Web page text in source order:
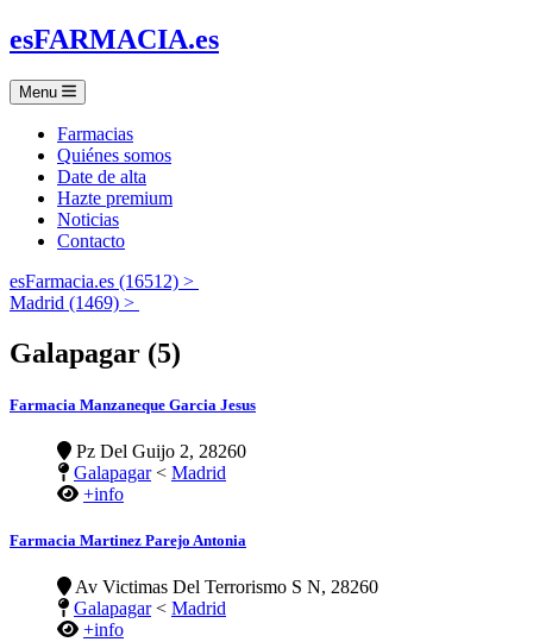
esFARMACIA.es
Menu
Farmacias
Quiénes somos
Date de alta
Hazte premium
Noticias
Contacto
esFarmacia.es (16512) >
Madrid (1469) >
Galapagar (5)
Farmacia Manzaneque Garcia Jesus
Pz Del Guijo 2, 28260
Galapagar< Madrid
+info
Farmacia Martinez Parejo Antonia
Av Victimas Del Terrorismo S N, 28260
Galapagar< Madrid
+info